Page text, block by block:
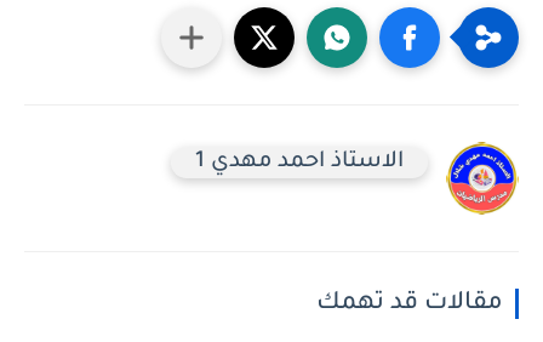
الاستاذ احمد مهدي 1
مقالات قد تهمك